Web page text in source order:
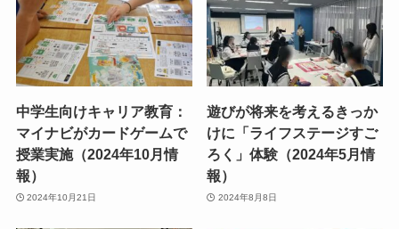
中学生向けキャリア教育：
マイナビがカードゲームで
授業実施（2024年10月情
報）
2024年10月21日
遊びが将来を考えるきっか
けに「ライフステージすご
ろく」体験（2024年5月情
報）
2024年8月8日